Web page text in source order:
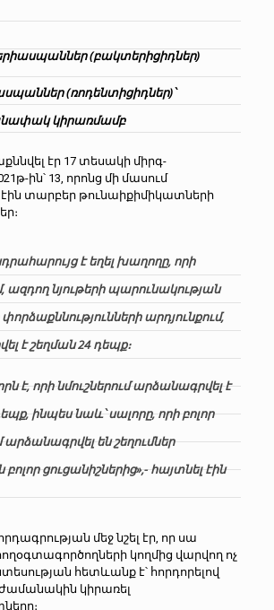
(բակտերիցիդներ)
(ռոդենտիցիդներ)՝
կիրառմամբ
էր 17 տեսակի միրգ-
ին՝ 13, որոնց մի մասում
էին տարբեր թունաիքիմիկատների
է եղել խաղողը, որի
ազդող նյութերի պարունակության
արդյունքում,
է շեղման 24 դեպք։
է, որի նմուշներում արձանագրվել է
ինպես նաև՝ սալորը, որի բոլոր
արձանագրվել են շեղումներ
ցուցանիշներից»,- հայտնել էին
մեջ նշել էր, որ սա
կողմից վարվող ոչ
հետևանք է՝ հորդորելով
կիրառել